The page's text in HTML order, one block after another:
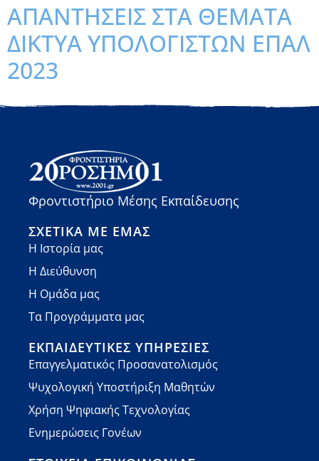
ΑΠΑΝΤΗΣΕΙΣ ΣΤΑ ΘΕΜΑΤΑ
ΔΙΚΤΥΑ ΥΠΟΛΟΓΙΣΤΩΝ ΕΠΑΛ
2023
Φροντιστήριο Μέσης Εκπαίδευσης
ΣΧΕΤΙΚΆ ΜΕ ΕΜΆΣ
Η Ιστορία μας
Η Διεύθυνση
Η Ομάδα μας
Τα Προγράμματα μας
ΕΚΠΑΙΔΕΥΤΙΚΈΣ ΥΠΗΡΕΣΊΕΣ
Επαγγελματικός Προσανατολισμός
Ψυχολογική Υποστήριξη Μαθητών
Χρήση Ψηφιακής Τεχνολογίας
Ενημερώσεις Γονέων